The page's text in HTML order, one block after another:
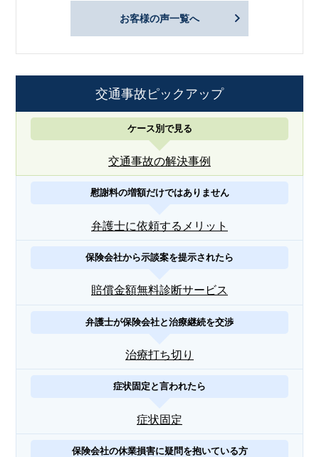
お客様の声一覧へ
交通事故ピックアップ
ケース別で見る
交通事故の解決事例
慰謝料の増額だけではありません
弁護士に依頼するメリット
保険会社から示談案を提示されたら
賠償金額無料診断サービス
弁護士が保険会社と治療継続を交渉
治療打ち切り
症状固定と言われたら
症状固定
保険会社の休業損害に疑問を抱いている方